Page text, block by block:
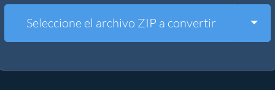
Otras herramientas
Seleccione el archivo ZIP a convertir